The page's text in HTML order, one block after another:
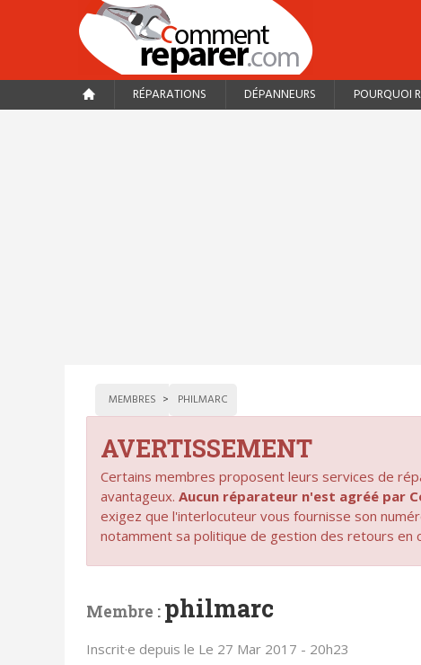
RÉPARATIONS DÉPANNEURS POURQUOI
MEMBRES PHILMARC
AVERTISSEMENT
Certains membres proposent leurs services de
avantageux. Aucun réparateur n'est agréé par
exigez que l'interlocuteur vous fournisse son
notamment sa politique de gestion des retours en
Membre : philmarc
Inscrit·e depuis le Le 27 Mar 2017 - 20h23